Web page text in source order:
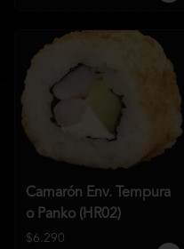
Camarón Env. Tempura
o Panko (HR02)
$6.290